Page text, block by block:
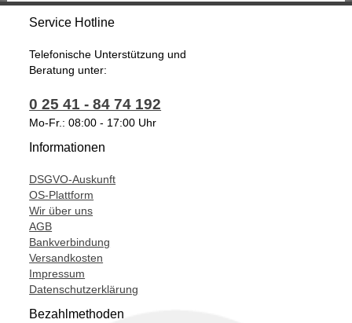
Service Hotline
Telefonische Unterstützung und
Beratung unter:
0 25 41 - 84 74 192
Mo-Fr.: 08:00 - 17:00 Uhr
Informationen
DSGVO-Auskunft
OS-Plattform
Wir über uns
AGB
Bankverbindung
Versandkosten
Impressum
Datenschutzerklärung
Bezahlmethoden